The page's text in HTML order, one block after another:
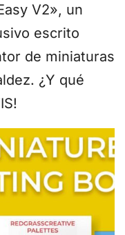
V2», un
escrito
de miniaturas
¿Y qué